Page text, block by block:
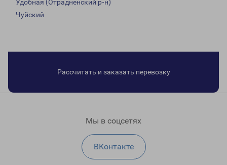
Удобная (Отрадненский р-н)
Чуйский
Рассчитать и заказать перевозку
Мы в соцсетях
ВКонтакте